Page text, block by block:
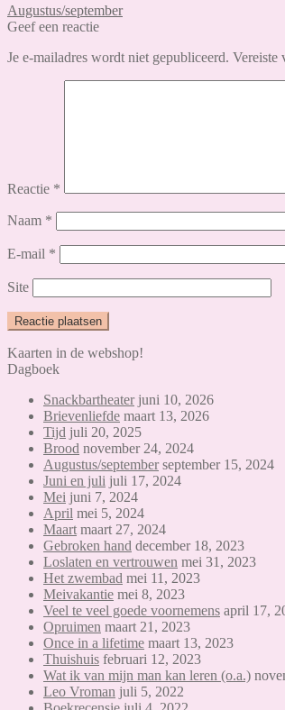
Bericht
navigatie
Vorig
bericht:
Augustus/september
Geef een reactie
Je e-mailadres wordt niet gepubliceerd. Vereiste
Reactie *
Naam *
E-mail *
Site
Kaarten in de webshop!
Dagboek
Snackbartheater juni 10, 2026
Brievenliefde maart 13, 2026
Tijd juli 20, 2025
Brood november 24, 2024
Augustus/september september 15, 2024
Juni en juli juli 17, 2024
Mei juni 7, 2024
April mei 5, 2024
Maart maart 27, 2024
Gebroken hand december 18, 2023
Loslaten en vertrouwen mei 31, 2023
Het zwembad mei 11, 2023
Meivakantie mei 8, 2023
Veel te veel goede voornemens april 17,
Opruimen maart 21, 2023
Once in a lifetime maart 13, 2023
Thuishuis februari 12, 2023
Wat ik van mijn man kan leren (o.a.)
Leo Vroman juli 5, 2022